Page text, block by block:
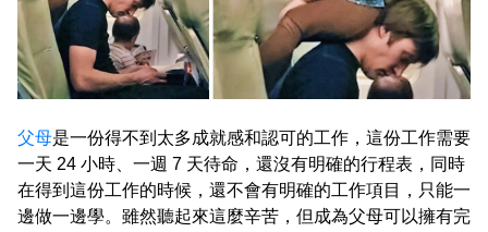
父母是一份得不到太多成就感和認可的工作，這份工作需要
一天 24 小時、一週 7 天待命，還沒有明確的行程表，同時
在得到這份工作的時候，還不會有明確的工作項目，只能一
邊做一邊學。雖然聽起來這麼辛苦，但成為父母可以擁有完